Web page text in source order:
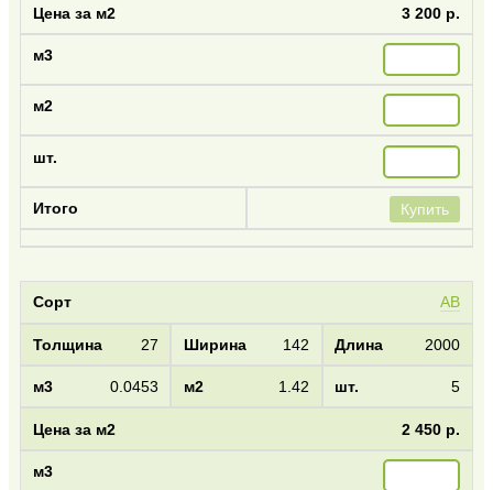
3 200 р.
Купить
AB
27 142 2000
0.0453 1.42 5
2 450 р.